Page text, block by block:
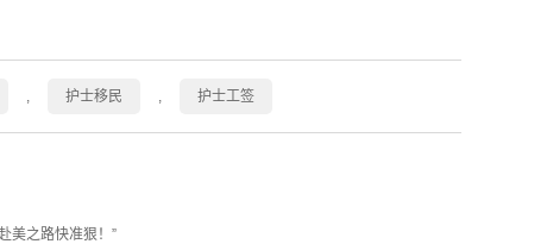
, 护士移民 , 护士工签
美之路快准狠！”